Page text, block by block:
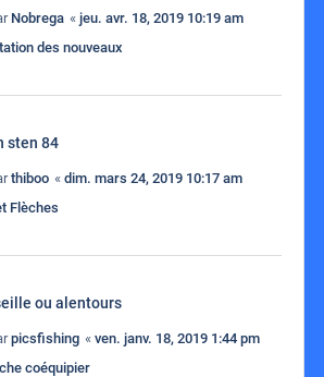
Nobrega « jeu. avr. 18, 2019 10:19 am
des nouveaux
sten 84
thiboo « dim. mars 24, 2019 10:17 am
Flèches
ou alentours
picsfishing « ven. janv. 18, 2019 1:44 pm
coéquipier